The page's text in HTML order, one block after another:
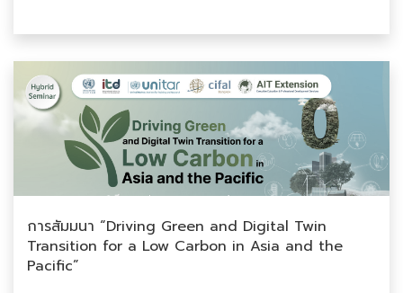
การสัมมนา “Driving Green and Digital Twin
Transition for a Low Carbon in Asia and the
Pacific”